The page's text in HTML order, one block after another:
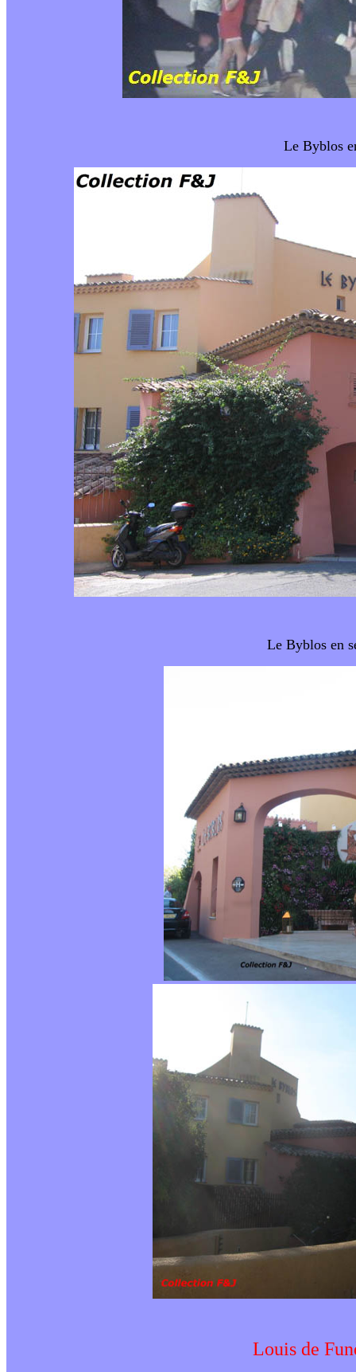
Le Byblos
Le Byblos en
Louis de